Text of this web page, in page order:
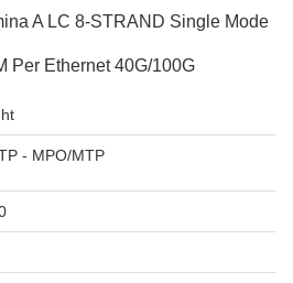
A LC 8-STRAND Single Mode
Per Ethernet 40G/100G
- MPO/MTP